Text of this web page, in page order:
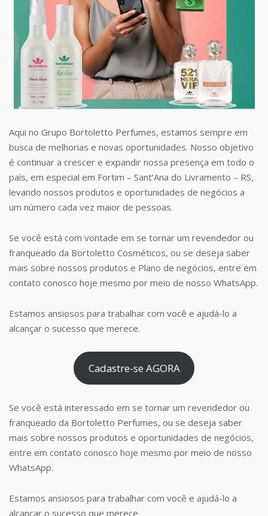
Aqui no Grupo Bortoletto Perfumes, estamos sempre em
busca de melhorias e novas oportunidades. Nosso objetivo
é continuar a crescer e expandir nossa presença em todo o
país, em especial em Fortim – Sant’Ana do Livramento – RS,
levando nossos produtos e oportunidades de negócios a
um número cada vez maior de pessoas.
Se você está com vontade em se tornar um revendedor ou
franqueado da Bortoletto Cosméticos, ou se deseja saber
mais sobre nossos produtos e Plano de negócios, entre em
contato conosco hoje mesmo por meio de nosso WhatsApp.
Estamos ansiosos para trabalhar com você e ajudá-lo a
alcançar o sucesso que merece.
Cadastre-se AGORA
Se você está interessado em se tornar um revendedor ou
franqueado da Bortoletto Perfumes, ou se deseja saber
mais sobre nossos produtos e oportunidades de negócios,
entre em contato conosco hoje mesmo por meio de nosso
WhatsApp.
Estamos ansiosos para trabalhar com você e ajudá-lo a
alcançar o sucesso que merece.